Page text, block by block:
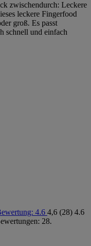
zwischendurch: Leckere
leckere Fingerfood
groß. Es passt
schnell und einfach
4.6 4,6 (28) 4.6
28.